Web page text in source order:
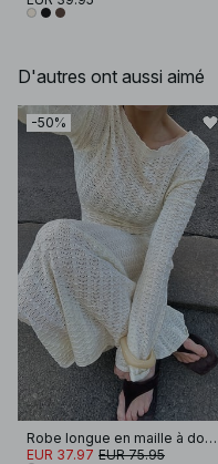
D'autres ont aussi aimé
-50%
Robe longue en maille à dos profond
EUR 37.97 EUR 75.95